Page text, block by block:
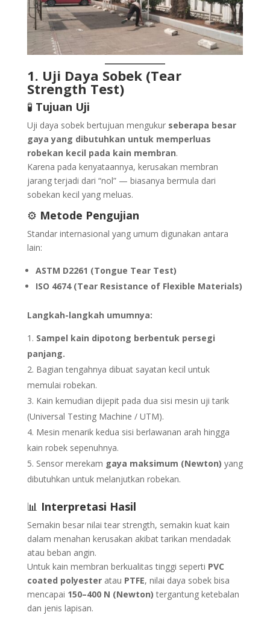
1. Uji Daya Sobek (Tear
Strength Test)
🧪 Tujuan Uji
Uji daya sobek bertujuan mengukur seberapa besar
gaya yang dibutuhkan untuk memperluas
robekan kecil pada kain membran.
Karena pada kenyataannya, kerusakan membran
jarang terjadi dari “nol” — biasanya bermula dari
sobekan kecil yang meluas.
⚙️ Metode Pengujian
Standar internasional yang umum digunakan antara
lain:
ASTM D2261 (Tongue Tear Test)
ISO 4674 (Tear Resistance of Flexible Materials)
Langkah-langkah umumnya:
Sampel kain dipotong berbentuk persegi
panjang.
Bagian tengahnya dibuat sayatan kecil untuk
memulai robekan.
Kain kemudian dijepit pada dua sisi mesin uji tarik
(Universal Testing Machine / UTM).
Mesin menarik kedua sisi berlawanan arah hingga
kain robek sepenuhnya.
Sensor merekam gaya maksimum (Newton) yang
dibutuhkan untuk melanjutkan robekan.
📊 Interpretasi Hasil
Semakin besar nilai tear strength, semakin kuat kain
dalam menahan kerusakan akibat tarikan mendadak
atau beban angin.
Untuk kain membran berkualitas tinggi seperti PVC
coated polyesteratau PTFE, nilai daya sobek bisa
mencapai 150–400 N (Newton) tergantung ketebalan
dan jenis lapisan.